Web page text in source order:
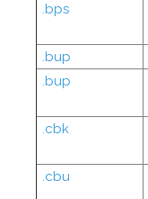
.bps
.bup
.bup
.cbk
.cbu